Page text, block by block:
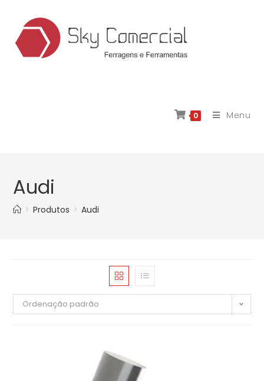
0 Menu
Audi
> Produtos > Audi
Ordenação padrão